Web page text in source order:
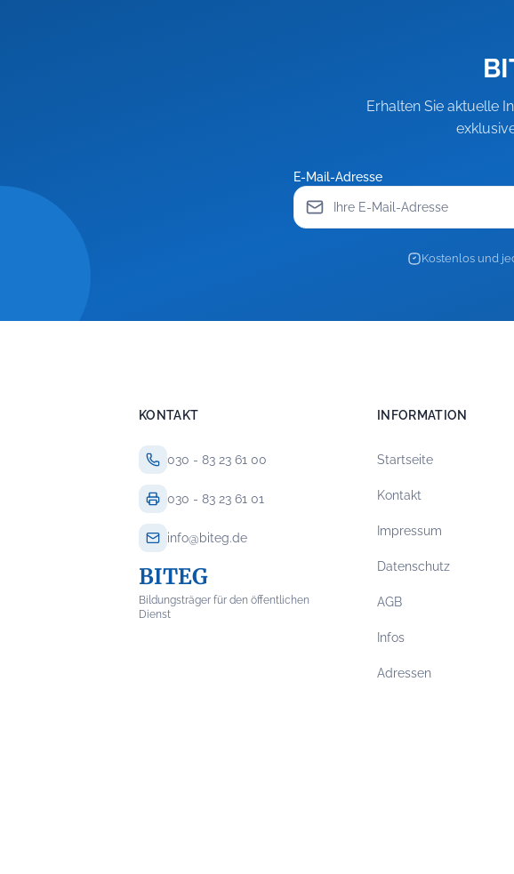
Erhalten Sie aktuelle
E-Mail-Adresse
Kostenlos und
KONTAKT
030 - 83 23 61 00
030 - 83 23 61 01
info@biteg.de
BITEG
Bildungsträger für den öffentlichen
Dienst
INFORMATION
Startseite
Kontakt
Impressum
Datenschutz
AGB
Infos
Adressen